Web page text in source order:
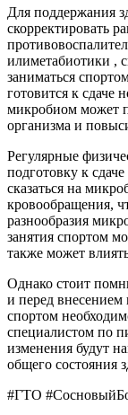
Для поддержания
скорректировать
илиметабиотики ,
заниматься
готовится к сдаче
микробиом может
организма и
Регулярные
подготовку к
сказаться на
кровообращения,
разнообразия
занятия спортом
также может
Однако стоит
и перед
спортом
специалистом по
изменения будут
общего состояния
#ГТО